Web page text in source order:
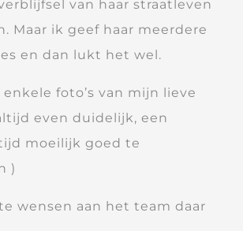
van haar straatleven
Maar ik geef haar meerdere
en dan lukt het wel.
foto’s van mijn lieve
even duidelijk, een
moeilijk goed te
)
wensen aan het team daar